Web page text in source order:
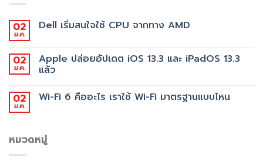
02
ม.ค.
Dell เริ่มสนใจใช้ CPU จากทาง AMD
02
ม.ค.
Apple ปล่อยอัปเดต iOS 13.3 และ iPadOS 13.3
แล้ว
02
ม.ค.
Wi-Fi 6 คืออะไร เราใช้ Wi-Fi มาตรฐานแบบไหน
หมวดหมู่